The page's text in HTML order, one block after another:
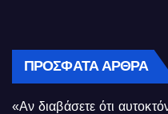
ΠΡΌΣΦΑΤΑ ΆΡΘΡΑ
«Αν διαβάσετε ότι